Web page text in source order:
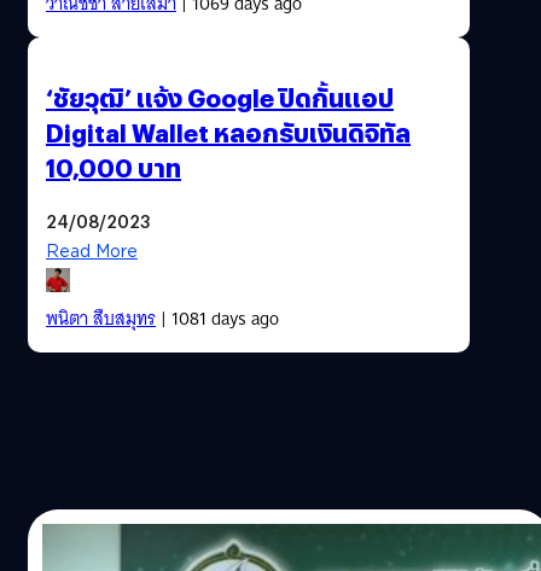
‘ชัยวุฒิ’ แจ้ง Google ปิดกั้นแอป
Digital Wallet หลอกรับเงินดิจิทัล
10,000 บาท
24/08/2023
Read More
พนิตา สืบสมุทร| 1081 days ago